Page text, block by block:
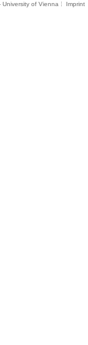
of Vienna Imprint